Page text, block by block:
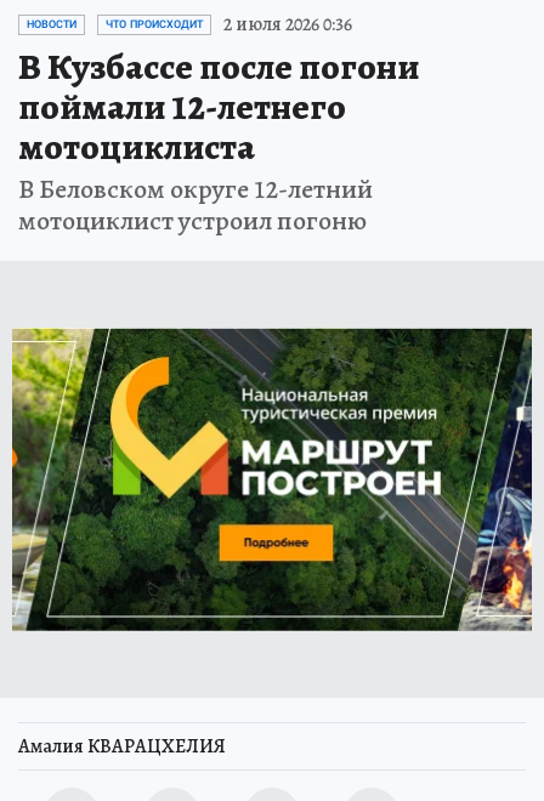
НОВОСТИ ЧТО ПРОИСХОДИТ 2 июля 2026 0:36
В Кузбассе после погони
поймали 12-летнего
мотоциклиста
В Беловском округе 12-летний
мотоциклист устроил погоню
Амалия КВАРАЦХЕЛИЯ